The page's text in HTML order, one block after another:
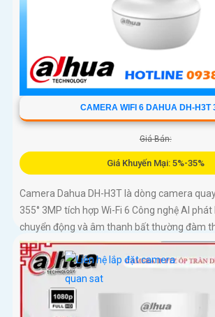
CAMERA WIFI 6 DAHUA DH-H3T
Giá Bán:
Giá Khuyến Mại: 5%-35%
Camera Dahua DH-H3T là dòng camera
355° 3MP tích hợp Wi-Fi 6 Công nghệ AI
chuyển động và âm thanh bất thường đàm
hồng ngoại tầm xa ban đêm 10m hỗ trợ thẻ
256GB ONVIF và điều khiển từ xa qua ứng